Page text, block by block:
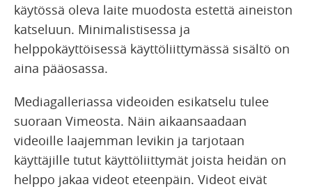
käytössä oleva laite muodosta estettä aineiston
katseluun. Minimalistisessa ja
helppokäyttöisessä käyttöliittymässä sisältö on
aina pääosassa.
Mediagalleriassa videoiden esikatselu tulee
suoraan Vimeosta. Näin aikaansaadaan
videoille laajemman levikin ja tarjotaan
käyttäjille tutut käyttöliittymät joista heidän on
helppo jakaa videot eteenpäin. Videot eivät